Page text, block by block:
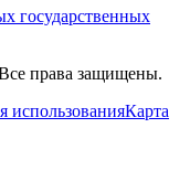
государственных
права защищены.
использованияКарта